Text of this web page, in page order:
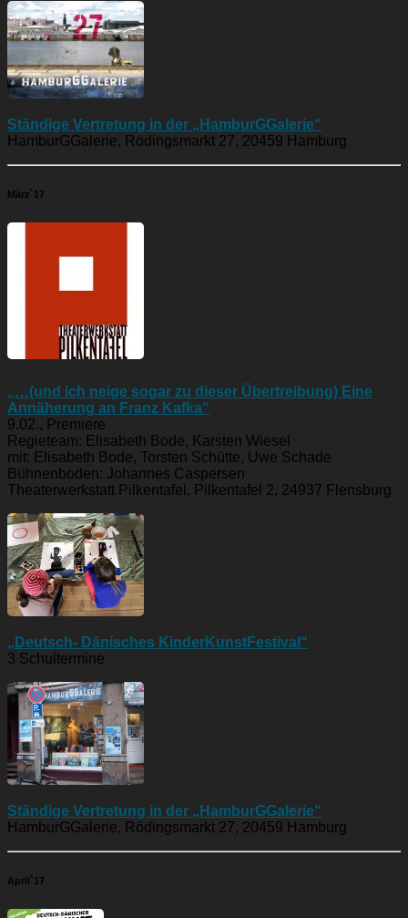
Ständige Vertretung in der „HamburGGalerie“
HamburGGalerie, Rödingsmarkt 27, 20459 Hamburg
März`17
„…(und ich neige sogar zu dieser Übertreibung) Eine
Annäherung an Franz Kafka“
9.02., Premiere
Regieteam: Elisabeth Bode, Karsten Wiesel
mit: Elisabeth Bode, Torsten Schütte, Uwe Schade
Bühnenboden: Johannes Caspersen
Theaterwerkstatt Pilkentafel, Pilkentafel 2, 24937 Flensburg
„Deutsch- Dänisches KinderKunstFestival“
3 Schultermine
Ständige Vertretung in der „HamburGGalerie“
HamburGGalerie, Rödingsmarkt 27, 20459 Hamburg
April`17